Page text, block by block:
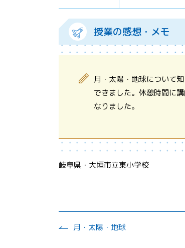
授業の感想・メモ
月・太陽・地球について
できました。休憩時間に
なりました。
岐阜県・大垣市立東小学校
月・太陽・地球